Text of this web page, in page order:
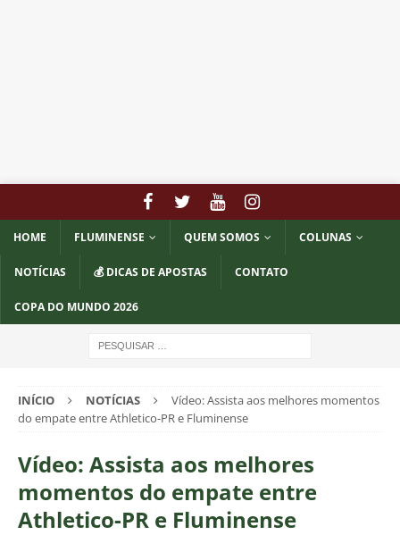
HOME FLUMINENSE QUEM SOMOS COLUNAS
NOTÍCIAS 💰 DICAS DE APOSTAS CONTATO
COPA DO MUNDO 2026
INÍCIO NOTÍCIAS
Vídeo: Assista aos melhores momentos
do empate entre Athletico-PR e Fluminense
Vídeo: Assista aos melhores
momentos do empate entre
Athletico-PR e Fluminense